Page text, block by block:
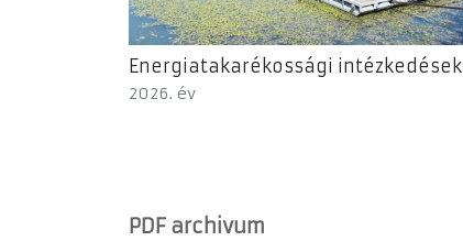
Energiatakarékossági intézkedések
2026. év
PDF archivum